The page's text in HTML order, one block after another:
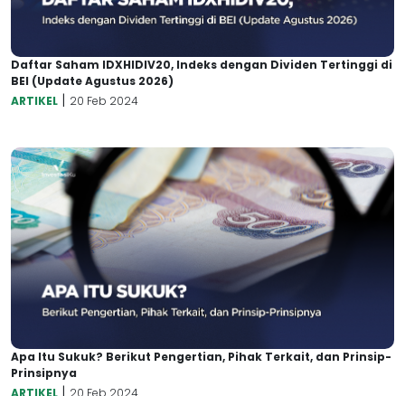
Daftar Saham IDXHIDIV20, Indeks dengan Dividen Tertinggi di
BEI (Update Agustus 2026)
ARTIKEL | 20 Feb 2024
Apa Itu Sukuk? Berikut Pengertian, Pihak Terkait, dan Prinsip-
Prinsipnya
ARTIKEL | 20 Feb 2024